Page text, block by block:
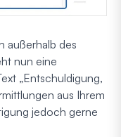
außerhalb des
nun eine
„Entschuldigung,
aus Ihrem
jedoch gerne